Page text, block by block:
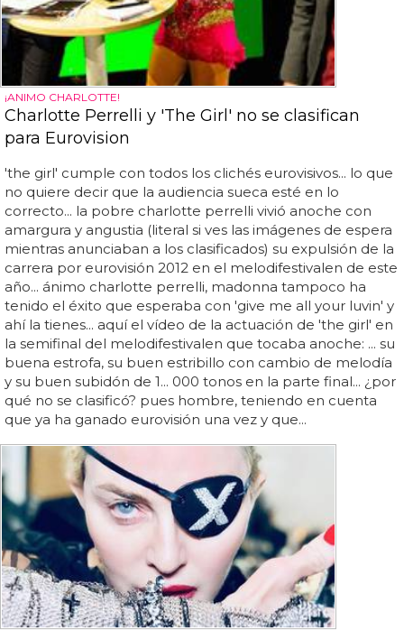
¡ANIMO CHARLOTTE!
Charlotte Perrelli y 'The Girl' no se clasifican
para Eurovision
'the girl' cumple con todos los clichés eurovisivos... lo que
no quiere decir que la audiencia sueca esté en lo
correcto... la pobre charlotte perrelli vivió anoche con
amargura y angustia (literal si ves las imágenes de espera
mientras anunciaban a los clasificados) su expulsión de la
carrera por eurovisión 2012 en el melodifestivalen de este
año... ánimo charlotte perrelli, madonna tampoco ha
tenido el éxito que esperaba con 'give me all your luvin' y
ahí la tienes... aquí el vídeo de la actuación de 'the girl' en
la semifinal del melodifestivalen que tocaba anoche: ... su
buena estrofa, su buen estribillo con cambio de melodía
y su buen subidón de 1... 000 tonos en la parte final... ¿por
qué no se clasificó? pues hombre, teniendo en cuenta
que ya ha ganado eurovisión una vez y que...